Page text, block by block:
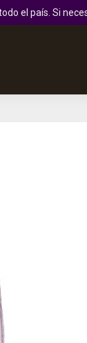
el país. Si